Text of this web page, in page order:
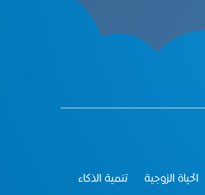
الحياة الزوجية
تنمية الذكاء